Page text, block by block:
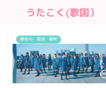
うたこく(歌国）
欅坂46 歌詞 解釈